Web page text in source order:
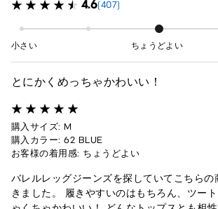
4.6(407)
小さい ちょうどよい
とにかくめっちゃかわいい！
購入サイズ: M
購入カラー: 62 BLUE
お客様の着用感: ちょうどよい
バレルレッグジーンズを探していてこちらの
きました。 履きやすいのはもちろん、ツー